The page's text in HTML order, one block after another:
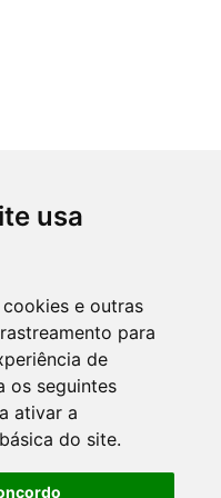
usa
e outras
para
de
os seguintes
ativar a
do site.
sob a
4.0